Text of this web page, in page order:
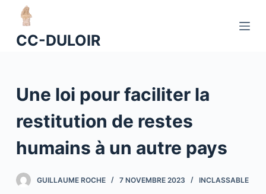
u
o
CC-DULOIR
Une loi pour faciliter la
restitution de restes
humains à un autre pays
GUILLAUME ROCHE 7 NOVEMBRE 2023 INCLASSABLE